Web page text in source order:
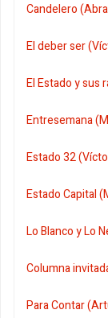
Candelero
El deber ser
El Estado y sus
Entresemana
Estado 32
Estado Capital
Lo Blanco y Lo
Columna
Para Contar